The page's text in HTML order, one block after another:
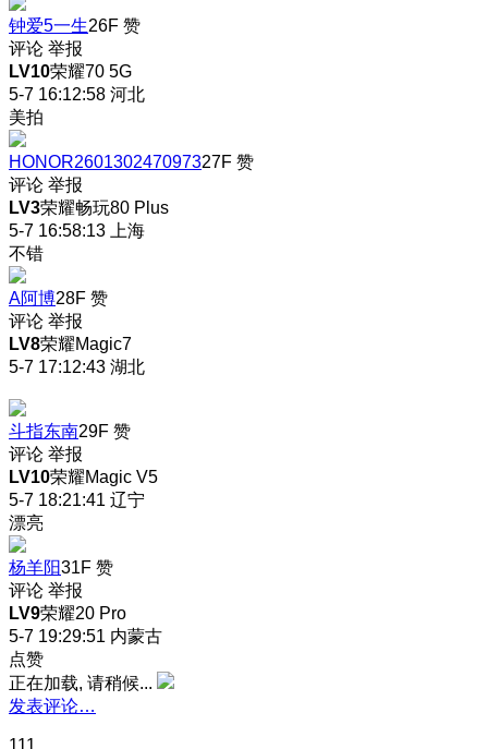
钟爱5一生26F 赞
评论 举报
LV10荣耀70 5G
5-7 16:12:58 河北
美拍
HONOR260130247097327F 赞
评论 举报
LV3荣耀畅玩80 Plus
5-7 16:58:13
上海
不错
A阿博28F 赞
评论 举报
LV8荣耀Magic7
5-7 17:12:43 湖北
斗指东南29F 赞
评论 举报
LV10荣耀Magic V5
5-7 18:21:41 辽宁
漂亮
杨羊阳31F 赞
评论 举报
LV9荣耀20 Pro
5-7 19:29:51 内蒙古
点赞
正在加载, 请稍候...
发表评论…
111